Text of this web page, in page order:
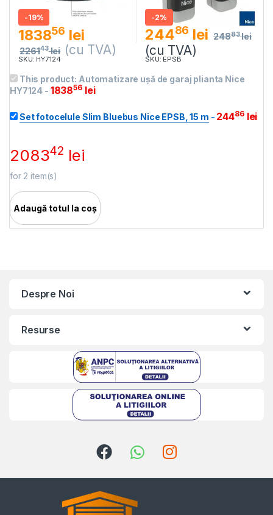
-19%
183856 lei
226143 lei (cu TVA)
SKU: HY7124
-2%
24486 lei 24883 lei
(cu TVA)
SKU: EPSB
This product: Automatizare ușă de garaj plianta Nice
HY7124 - 183856 lei
Set fotocelule Slim Bluebus Nice EPSB, 15 m - 24486 lei
208342 lei
for 2 item(s)
Adaugă totul la coș
Despre Noi
Resurse